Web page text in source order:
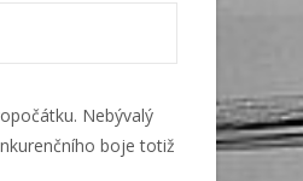
Nebývalý
boje totiž